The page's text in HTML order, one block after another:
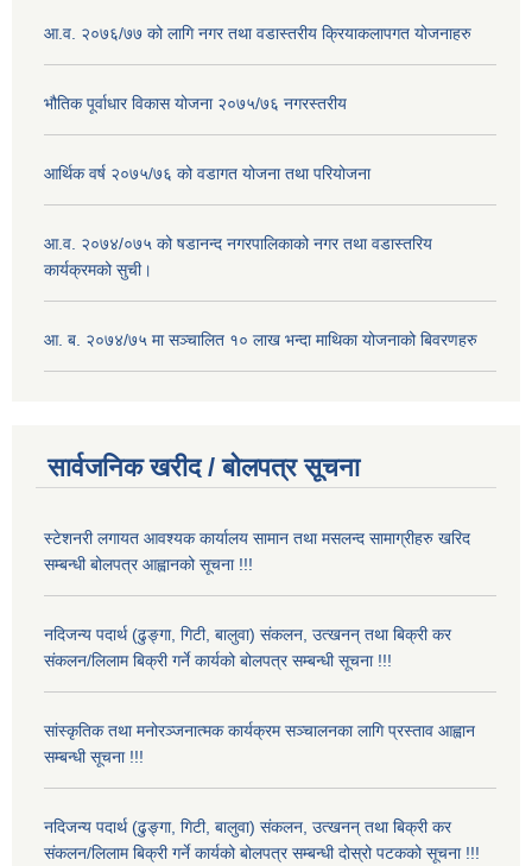
आ.व. २०७६/७७ को लागि नगर तथा वडास्तरीय क्रियाकलापगत योजनाहरु
भौतिक पूर्वाधार विकास योजना २०७५/७६ नगरस्तरीय
आर्थिक वर्ष २०७५/७६ को वडागत योजना तथा परियोजना
आ.व. २०७४/०७५ को षडानन्द नगरपालिकाको नगर तथा वडास्तरिय
कार्यक्रमको सुची।
आ. ब. २०७४/७५ मा सञ्चालित १० लाख भन्दा माथिका योजनाको बिवरणहरु
सार्वजनिक खरीद / बोलपत्र सूचना
स्टेशनरी लगायत आवश्यक कार्यालय सामान तथा मसलन्द सामाग्रीहरु खरिद
सम्बन्धी बोलपत्र आह्वानको सूचना !!!
नदिजन्य पदार्थ (ढुङ्गा, गिटी, बालुवा) संकलन, उत्खनन् तथा बिक्री कर
संकलन/लिलाम बिक्री गर्ने कार्यको बोलपत्र सम्बन्धी सूचना !!!
सांस्कृतिक तथा मनोरञ्जनात्मक कार्यक्रम सञ्चालनका लागि प्रस्ताव आह्वान
सम्बन्धी सूचना !!!
नदिजन्य पदार्थ (ढुङ्गा, गिटी, बालुवा) संकलन, उत्खनन् तथा बिक्री कर
संकलन/लिलाम बिक्री गर्ने कार्यको बोलपत्र सम्बन्धी दोस्रो पटकको सूचना !!!